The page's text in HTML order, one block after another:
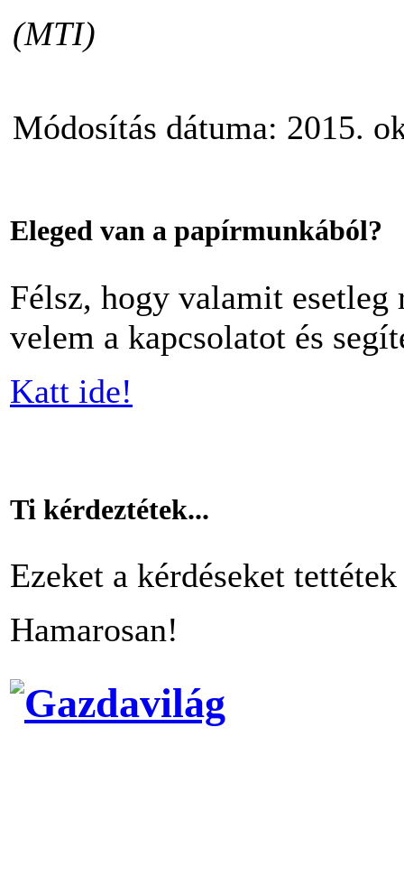
(MTI)
Módosítás dátuma: 2015.
Eleged van a papírmunkából?
Félsz, hogy valamit
velem a kapcsolatot és
Katt ide!
Ti kérdeztétek...
Ezeket a kérdéseket
Hamarosan!